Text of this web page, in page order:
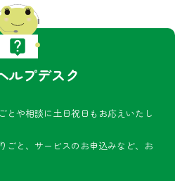
ルプデスク
とや相談に土日祝日もお応えいたし
ごと、サービスのお申込みなど、お